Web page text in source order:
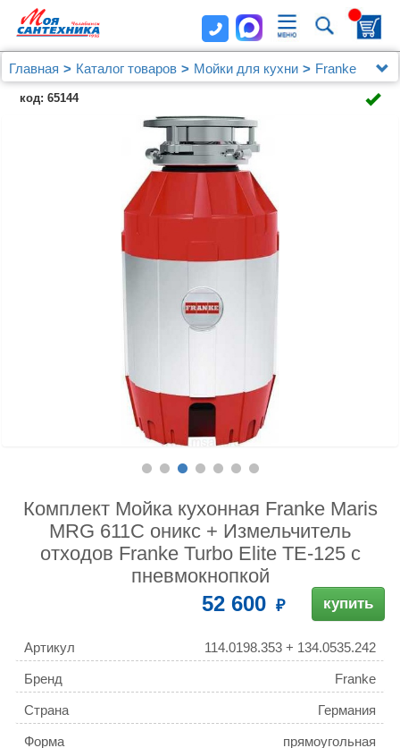
Главная Каталог товаров Мойки для кухни
Franke
Комплект Мойка кухонная Franke Maris MRG 611С
оникс + Измельчитель отходов Franke Turbo Elite TE-
125 с пневмокнопкой
код: 65144
Комплект Мойка кухонная Franke Maris
MRG 611С оникс + Измельчитель
отходов Franke Turbo Elite TE-125 с
пневмокнопкой
52 600 купить
Артикул 114.0198.353 + 134.0535.242
Бренд Franke
Страна Германия
Форма прямоугольная